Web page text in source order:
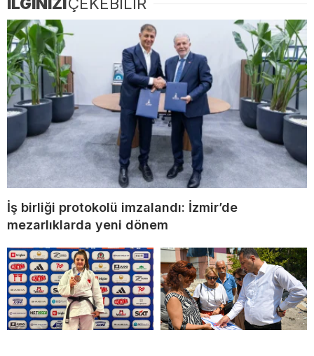
İLGİNİZİÇEKEBİLİR
İş birliği protokolü imzalandı: İzmir’de
mezarlıklarda yeni dönem